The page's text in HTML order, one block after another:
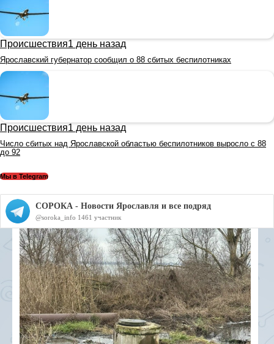
Происшествия1 день назад
Ярославский губернатор сообщил о 88 сбитых беспилотниках
Происшествия1 день назад
Число сбитых над Ярославской областью беспилотников выросло с 88
до 92
Мы в Telegram